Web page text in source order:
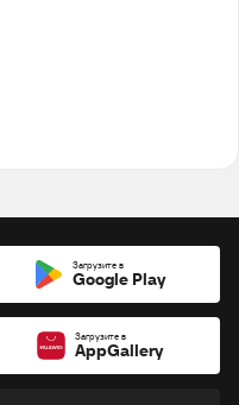
Загрузите в
Google Play
Загрузите в
AppGallery